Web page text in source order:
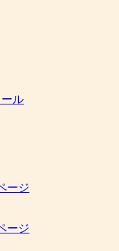
ル
ージ
ージ